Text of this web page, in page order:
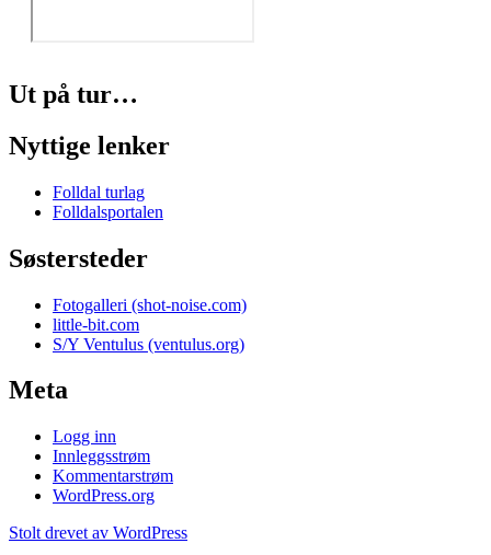
Ut på tur…
Nyttige lenker
Folldal turlag
Folldalsportalen
Søstersteder
Fotogalleri (shot-noise.com)
little-bit.com
S/Y Ventulus (ventulus.org)
Meta
Logg inn
Innleggsstrøm
Kommentarstrøm
WordPress.org
Stolt drevet av WordPress